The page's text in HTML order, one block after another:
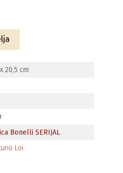
20,5 cm
Bonelli SERIJAL
Loi